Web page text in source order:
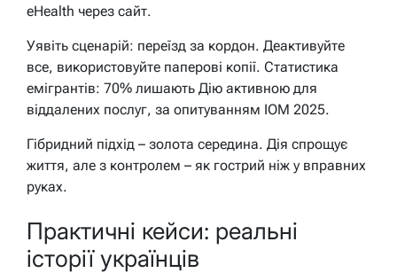
eHealth через сайт.
Уявіть сценарій: переїзд за кордон. Деактивуйте
все, використовуйте паперові копії. Статистика
емігрантів: 70% лишають Дію активною для
віддалених послуг, за опитуванням IOM 2025.
Гібридний підхід – золота середина. Дія спрощує
життя, але з контролем – як гострий ніж у вправних
руках.
Практичні кейси: реальні
історії українців